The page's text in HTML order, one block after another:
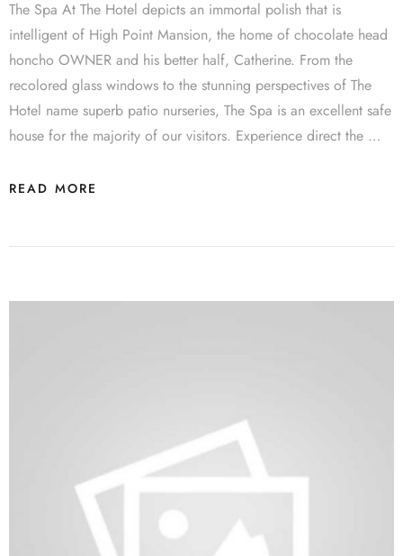
The Spa At The Hotel depicts an immortal polish that is
intelligent of High Point Mansion, the home of chocolate head
honcho OWNER and his better half, Catherine. From the
recolored glass windows to the stunning perspectives of The
Hotel name superb patio nurseries, The Spa is an excellent safe
house for the majority of our visitors. Experience direct the …
READ MORE